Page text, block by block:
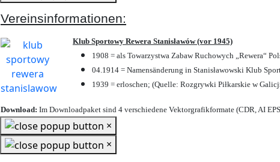
Vereinsinformationen:
Klub Sportowy Rewera Stanisławów (vor 1945)
1908 = als Towarzystwa Zabaw Ruchowych „Rewera“
04.1914 = Namensänderung in Stanisławowski Klub
1939 = erloschen; (Quelle: Rozgrywki Piłkarskie w
Download: Im Downloadpaket sind 4 verschiedene Vektorgrafikformate (CDR, AI
×
×